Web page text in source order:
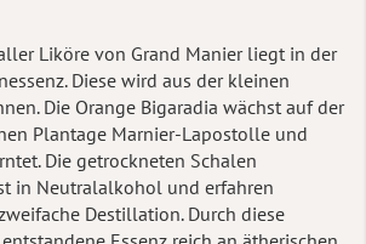
Liköre von Grand Manier liegt in der
Diese wird aus der kleinen
Die Orange Bigaradia wächst auf der
Plantage Marnier-Lapostolle und
Die getrockneten Schalen
in Neutralalkohol und erfahren
Destillation. Durch diese